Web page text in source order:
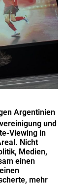
Argentinien
und
Viewing in
Nicht
Medien,
einen
mehr